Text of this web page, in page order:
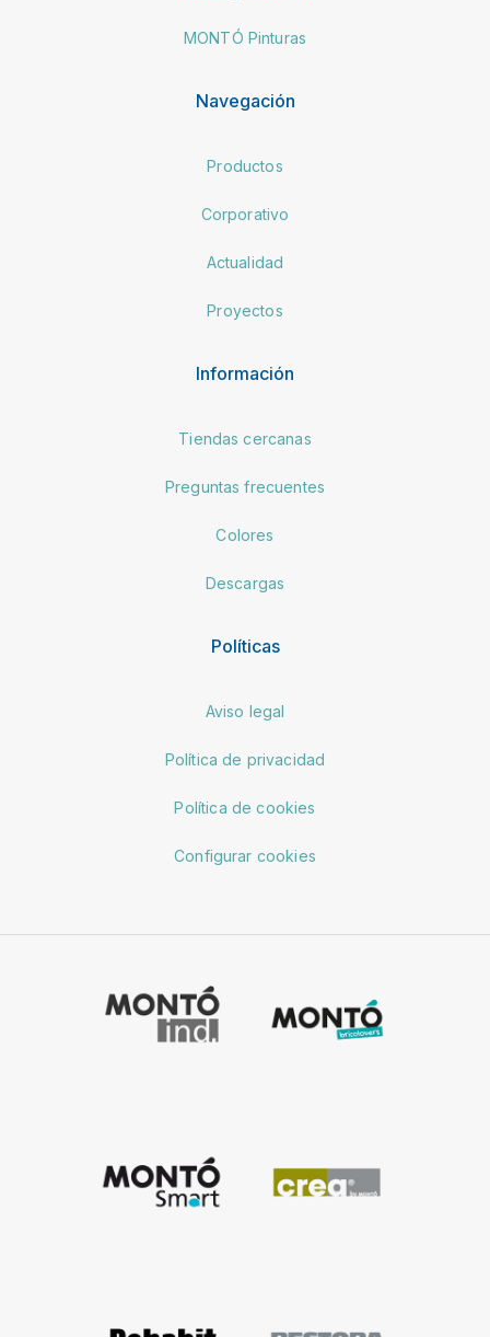
MONTÓ Pinturas
Navegación
Productos
Corporativo
Actualidad
Proyectos
Información
Tiendas cercanas
Preguntas frecuentes
Colores
Descargas
Políticas
Aviso legal
Política de privacidad
Política de cookies
Configurar cookies